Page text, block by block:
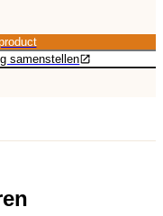
samenstellen